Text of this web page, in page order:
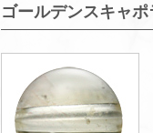
ゴールデンスキャ